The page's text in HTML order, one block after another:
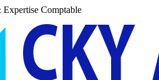
Comptable